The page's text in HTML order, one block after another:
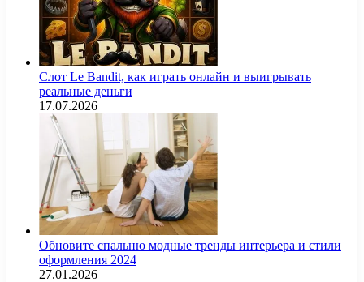
Слот Le Bandit, как играть онлайн и выигрывать
реальные деньги
17.07.2026
Обновите спальню модные тренды интерьера и стили
оформления 2024
27.01.2026